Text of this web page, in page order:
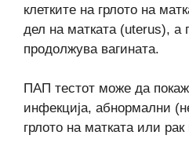
клетките на грлото на
дел на матката (uterus), а
продолжува вагината.
ПАП тестот може да
инфекција, абнормални
грлото на матката или рак